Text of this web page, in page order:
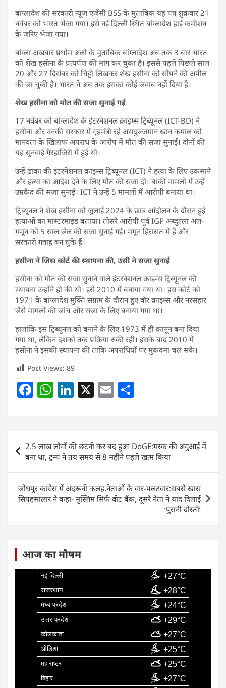
बांग्लादेश की सरकारी न्यूज एजेंसी BSS के मुताबिक यह पत्र शुक्रवार 21
नवंबर को भारत भेजा गया। इसे नई दिल्ली स्थित बांग्लादेश हाई कमीशन
के जरिए भेजा गया।
बांग्ला अखबार प्रथोम अलो के मुताबिक बांग्लादेश अब तक 3 बार भारत
को शेख हसीना के प्रत्यर्पण की मांग कर चुका है। इससे पहले पिछले साल
20 और 27 दिसंबर को चिट्ठी लिखकर शेख हसीना को सौंपने की अपील
की जा चुकी है। भारत ने अब तक इसका कोई जवाब नहीं दिया है।
शेख हसीना को मौत की सजा सुनाई गई
17 नवंबर को बांग्लादेश के इंटरनेशनल क्राइम्स ट्रिब्यूनल (ICT-BD) ने
हसीना और उनकी सरकार में गृहमंत्री रहे असदुज्जमान खान कमाल को
मानवता के खिलाफ अपराध के आरोप में मौत की सजा सुनाई। दोनों की
यह सुनवाई गैरहाजिरी में हुई थी।
उन्हें ढाका की इंटरनेशनल क्राइम्स ट्रिब्यूनल (ICT) ने हत्या के लिए उकसाने
और हत्या का आदेश देने के लिए मौत की सजा दी। बाकी मामलों में उन्हें
उम्रकैद की सजा सुनाई। ICT ने उन्हें 5 मामलों में आरोपी बनाया था।
ट्रिब्यूनल ने शेख हसीना को जुलाई 2024 के छात्र आंदोलन के दौरान हुई
हत्याओं का मास्टरमाइंड बताया। तीसरे आरोपी पूर्व IGP अब्दुल्ला अल-
ममून को 5 साल जेल की सजा सुनाई गई। ममून हिरासत में हैं और
सरकारी गवाह बन चुके हैं।
हसीना ने जिस कोर्ट की स्थापना की, उसी ने सजा सुनाई
हसीना को मौत की सजा सुनाने वाले इंटरनेशनल क्राइम्स ट्रिब्यूनल की
स्थापना उन्होंने ही की थी। इसे 2010 में बनाया गया था। इस कोर्ट को
1971 के बांग्लादेश मुक्ति संग्राम के दौरान हुए वॉर क्राइम्स और नरसंहार
जैसे मामलों की जांच और सजा के लिए बनाया गया था।
हालांकि इस ट्रिब्यूनल को बनाने के लिए 1973 में ही कानून बना दिया
गया था, लेकिन दशकों तक प्रक्रिया रुकी रही। इसके बाद 2010 में
हसीना ने इसकी स्थापना की ताकि अपराधियों पर मुकदमा चल सके।
Post Views: 89
F
c
e
b
o
o
k
W
at
s
A
p
p
Li
k
e
dI
n
X E
ai
l
ar
e
navigation
2.5 लाख लोगों की छंटनी कर बंद हुआ DoGE:मस्क की अगुआई में
बना था, ट्रम्प ने तय समय से 8 महीने पहले खत्म किया
जोधपुर कांग्रेस में अंदरूनी कलह,नेताओं के वार-पलटवार:सबसे खास
सिपहसालार ने कहा- मुस्लिम सिर्फ वोट बैंक, दूसरे नेता ने याद दिलाई
‘पुरानी दोस्ती’
आज का मौषम
नई दिल्ली +27°C
राजस्थान +28°C
मध्य प्रदेश +24°C
उत्तर प्रदेश +29°C
कोलकाता +27°C
ओडिशा +25°C
महाराष्ट्र +25°C
बिहार +27°C